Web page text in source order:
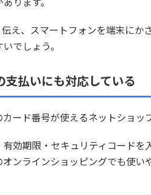
え、スマートフォンを端末に
でしょう。
支払いにも対応している
ード番号が使えるネットショッ
効期限・セキュリティコード
ンラインショッピングでも使